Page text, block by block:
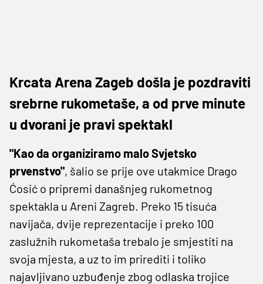
Krcata Arena Zageb došla je pozdraviti
srebrne rukometaše, a od prve minute
u dvorani je pravi spektakl
"Kao da organiziramo malo Svjetsko
prvenstvo", šalio se prije ove utakmice Drago
Ćosić o pripremi današnjeg rukometnog
spektakla u Areni Zagreb. Preko 15 tisuća
navijača, dvije reprezentacije i preko 100
zaslužnih rukometaša trebalo je smjestiti na
svoja mjesta, a uz to im prirediti i toliko
najavljivano uzbuđenje zbog odlaska trojice